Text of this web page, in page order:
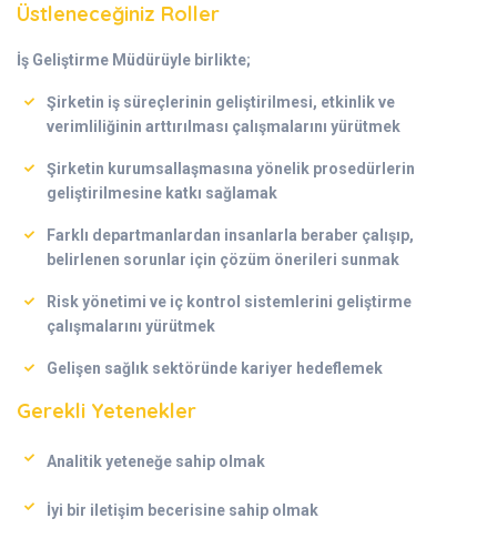
Üstleneceğiniz Roller
İş Geliştirme Müdürüyle birlikte;
Şirketin iş süreçlerinin geliştirilmesi, etkinlik ve
verimliliğinin arttırılması çalışmalarını yürütmek
Şirketin kurumsallaşmasına yönelik prosedürlerin
geliştirilmesine katkı sağlamak
Farklı departmanlardan insanlarla beraber çalışıp,
belirlenen sorunlar için çözüm önerileri sunmak
Risk yönetimi ve iç kontrol sistemlerini geliştirme
çalışmalarını yürütmek
Gelişen sağlık sektöründe kariyer hedeflemek
Gerekli Yetenekler
Analitik yeteneğe sahip olmak
İyi bir iletişim becerisine sahip olmak